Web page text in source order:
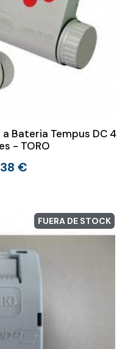
Bateria Tempus DC 4
- TORO
€
FUERA DE STOCK